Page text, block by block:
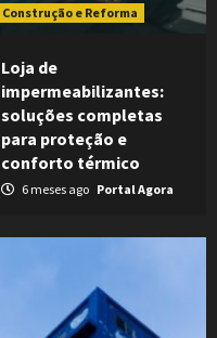
Construção e Reforma
Loja de
impermeabilizantes:
soluções completas
para proteção e
conforto térmico
6 meses ago Portal Agora